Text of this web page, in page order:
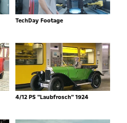
TechDay Footage
4/12 PS "Laubfrosch" 1924